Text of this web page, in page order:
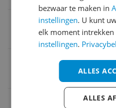
Kenmerken afwasborstel
Product breedte
Verpakking hoogte
bezwaar te maken in
instellingen. U kunt
elk moment intrekken
instellingen.
ALLES
ALLES